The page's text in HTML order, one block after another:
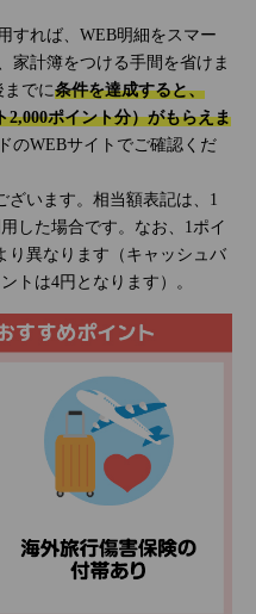
すれば、WEB明細をスマー
家計簿をつける手間を省けま
でに条件を達成すると、
2,000ポイント分）がもらえま
のWEBサイトでご確認くだ
ざいます。相当額表記は、1
した場合です。なお、1ポイ
り異なります（キャッシュバ
トは4円となります）。